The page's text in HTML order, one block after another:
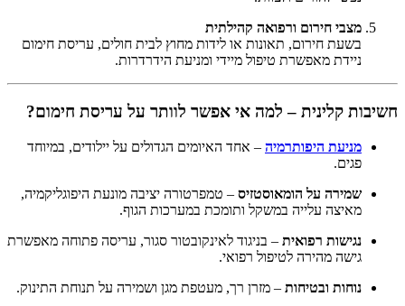
מצבי חירום ורפואה קהילתית
בשעת חירום, תאונות או לידות מחוץ לבית חולים, עריסת חימום
ניידת מאפשרת טיפול מיידי ומניעת הידרדרות.
חשיבות קלינית – למה אי אפשר לוותר על עריסת חימום?
מניעת היפותרמיה – אחד האיומים הגדולים על יילודים, במיוחד
פגים.
שמירה על הומאוסטזיס – טמפרטורה יציבה מונעת היפוגליקמיה,
מאיצה עלייה במשקל ותומכת במערכות הגוף.
נגישות רפואית – בניגוד לאינקובטור סגור, עריסה פתוחה מאפשרת
גישה מהירה לטיפול רפואי.
נוחות ובטיחות – מזרן רך, מעטפת מגן ושמירה על תנוחת התינוק.